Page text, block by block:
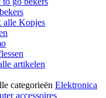
alle Kopjes
artikelen
categorieën Elektronica
accessoires